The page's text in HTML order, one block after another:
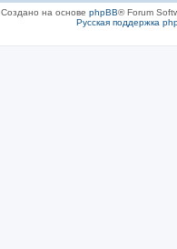
Создано на основе phpBB® Forum
Русская поддержка